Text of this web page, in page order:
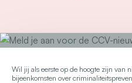
Wil jij als eerste op de hoogte zijn van
bijeenkomsten over